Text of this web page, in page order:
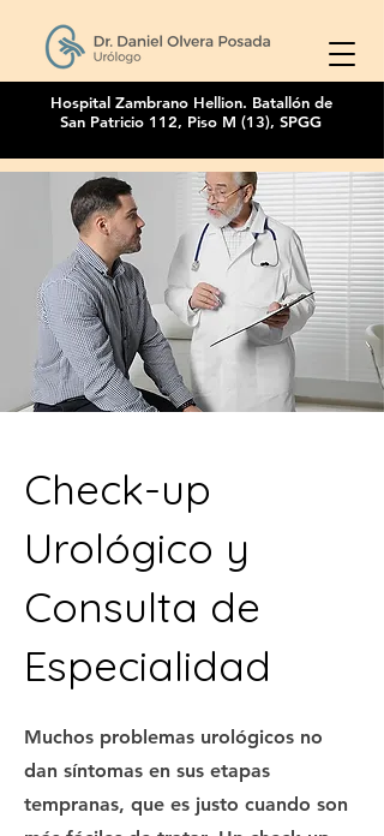
Hospital Zambrano Hellion. Batallón de
San Patricio 112, Piso M (13), SPGG
Check-up
Urológico y
Consulta de
Especialidad
Muchos problemas urológicos no
dan síntomas en sus etapas
tempranas, que es justo cuando son